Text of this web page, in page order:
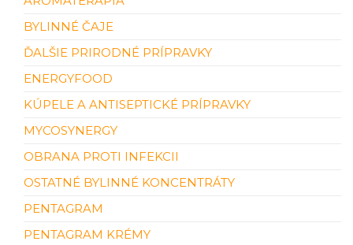
BYLINNÉ ČAJE
ĎALŠIE PRIRODNÉ PRÍPRAVKY
ENERGYFOOD
KÚPELE A ANTISEPTICKÉ PRÍPRAVKY
MYCOSYNERGY
OBRANA PROTI INFEKCII
OSTATNÉ BYLINNÉ KONCENTRÁTY
PENTAGRAM
PENTAGRAM KRÉMY